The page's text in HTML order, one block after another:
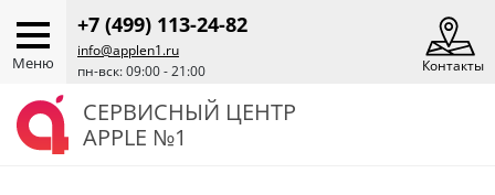
Меню
+7 (499) 113-24-82
info@applen1.ru
пн-вск: 09:00 - 21:00
Контакты
СЕРВИСНЫЙ ЦЕНТР
APPLE №1